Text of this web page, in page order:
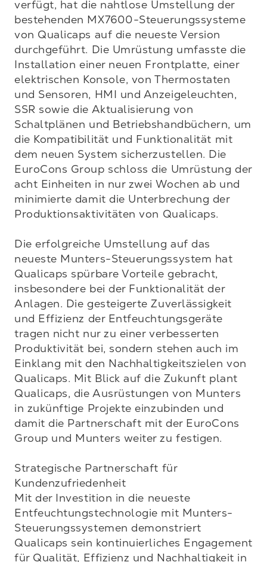
verfügt, hat die nahtlose Umstellung der
bestehenden MX7600-Steuerungssysteme
von Qualicaps auf die neueste Version
durchgeführt. Die Umrüstung umfasste die
Installation einer neuen Frontplatte, einer
elektrischen Konsole, von Thermostaten
und Sensoren, HMI und Anzeigeleuchten,
SSR sowie die Aktualisierung von
Schaltplänen und Betriebshandbüchern, um
die Kompatibilität und Funktionalität mit
dem neuen System sicherzustellen. Die
EuroCons Group schloss die Umrüstung der
acht Einheiten in nur zwei Wochen ab und
minimierte damit die Unterbrechung der
Produktionsaktivitäten von Qualicaps.
Die erfolgreiche Umstellung auf das
neueste Munters-Steuerungssystem hat
Qualicaps spürbare Vorteile gebracht,
insbesondere bei der Funktionalität der
Anlagen. Die gesteigerte Zuverlässigkeit
und Effizienz der Entfeuchtungsgeräte
tragen nicht nur zu einer verbesserten
Produktivität bei, sondern stehen auch im
Einklang mit den Nachhaltigkeitszielen von
Qualicaps. Mit Blick auf die Zukunft plant
Qualicaps, die Ausrüstungen von Munters
in zukünftige Projekte einzubinden und
damit die Partnerschaft mit der EuroCons
Group und Munters weiter zu festigen.
Strategische Partnerschaft für
Kundenzufriedenheit
Mit der Investition in die neueste
Entfeuchtungstechnologie mit Munters-
Steuerungssystemen demonstriert
Qualicaps sein kontinuierliches Engagement
für Qualität, Effizienz und Nachhaltigkeit in